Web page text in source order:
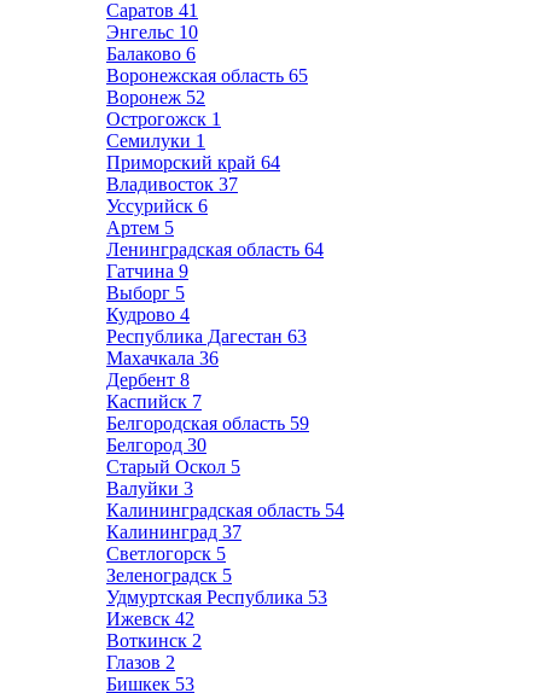
Саратов 41
Энгельс 10
Балаково 6
Воронежская область 65
Воронеж 52
Острогожск 1
Семилуки 1
Приморский край 64
Владивосток 37
Уссурийск 6
Артем 5
Ленинградская область 64
Гатчина 9
Выборг 5
Кудрово 4
Республика Дагестан 63
Махачкала 36
Дербент 8
Каспийск 7
Белгородская область 59
Белгород 30
Старый Оскол 5
Валуйки 3
Калининградская область 54
Калининград 37
Светлогорск 5
Зеленоградск 5
Удмуртская Республика 53
Ижевск 42
Воткинск 2
Глазов 2
Бишкек 53